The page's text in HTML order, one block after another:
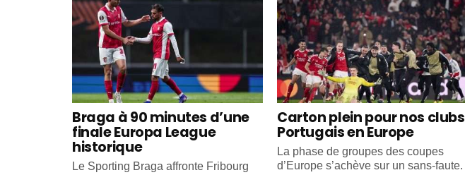
Braga à 90 minutes d’une
finale Europa League
historique
Le Sporting Braga affronte Fribourg
Carton plein pour nos clubs
Portugais en Europe
La phase de groupes des coupes
d’Europe s’achève sur un sans-faute.